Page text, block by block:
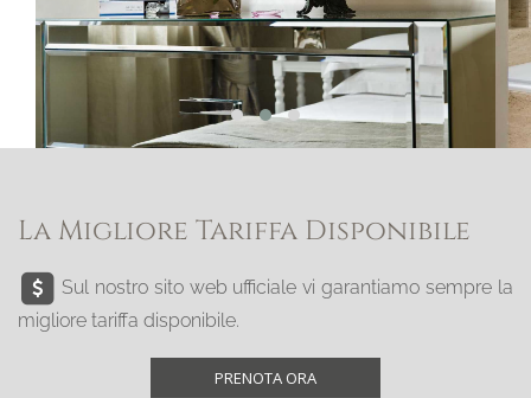
La Migliore Tariffa Disponibile
Sul nostro sito web ufficiale vi garantiamo sempre la
migliore tariffa disponibile.
PRENOTA ORA